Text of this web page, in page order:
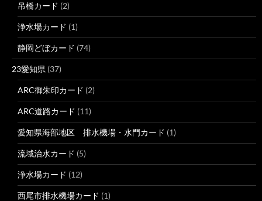
吊橋カード (2)
浄水場カード (1)
静岡どぼカード (74)
23愛知県 (37)
ARC御朱印カード (2)
ARC道路カード (11)
愛知県海部地区 排水機場・水門カード (1)
流域治水カード (5)
浄水場カード (12)
西尾市排水機場カード (1)